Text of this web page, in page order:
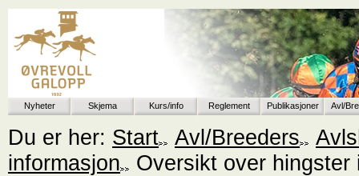
Nyheter Skjema Kurs/info Reglement Publikasjoner Avl/
Du er her: Start Avl/Breeders
informasjon
Oversikt over